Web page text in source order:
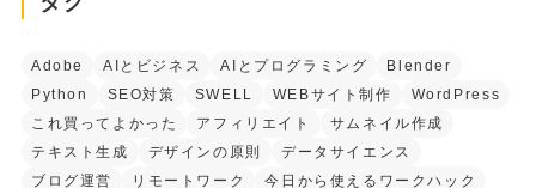
Adobe AIとビジネス AIとプログラミング
Blender
Python
SEO対策 SWELL WEBサイト制作
WordPress
これ買ってよかった
アフィリエイト
サムネイル作成
テキスト生成
デザインの原則
データサイエンス
ブログ運営
リモートワーク
今日から使えるワークハック